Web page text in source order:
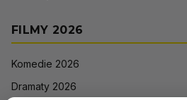
FILMY 2026
Komedie 2026
Dramaty 2026